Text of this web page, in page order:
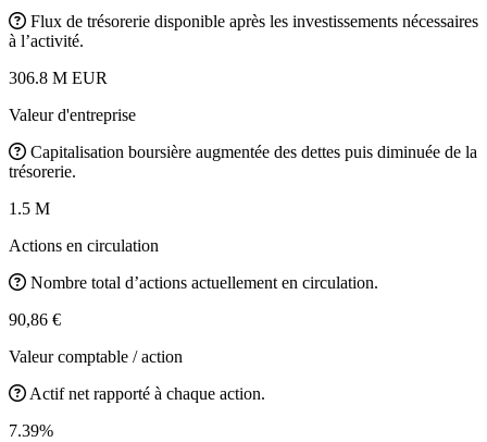
Flux de trésorerie disponible après les investissements nécessaires
à l’activité.
306.8 M EUR
Valeur d'entreprise
Capitalisation boursière augmentée des dettes puis diminuée de la
trésorerie.
1.5 M
Actions en circulation
Nombre total d’actions actuellement en circulation.
90,86 €
Valeur comptable / action
Actif net rapporté à chaque action.
7.39%